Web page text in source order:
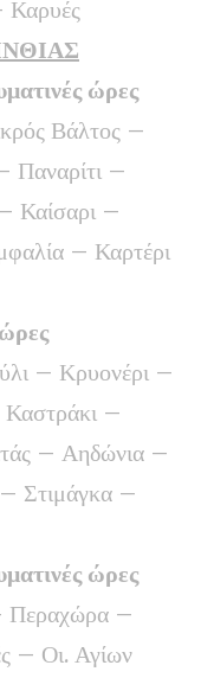
Καρυές
ώρες
Βάλτος –
Παναρίτι –
Καίσαρι –
– Καρτέρι
– Κρυονέρι –
–
– Αηδώνια –
Στιμάγκα –
ώρες
Περαχώρα –
– Οι. Αγίων